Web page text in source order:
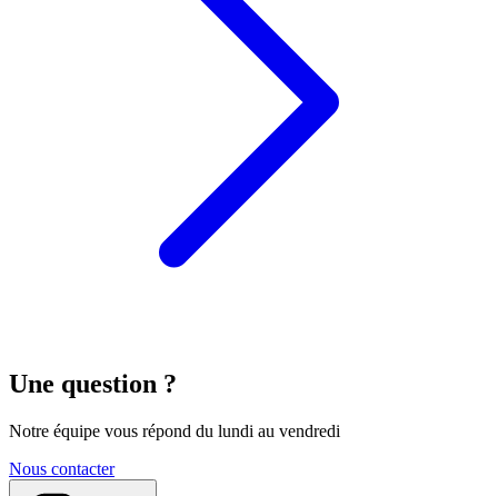
Une question ?
Notre équipe vous répond du lundi au vendredi
Nous contacter